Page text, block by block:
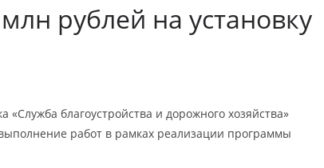
рублей на установку
благоустройства и дорожного хозяйства»
работ в рамках реализации программы